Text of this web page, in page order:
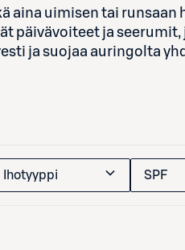
aina uimisen tai
päivävoiteet ja
ja suojaa auringolta
Ihotyyppi SPF